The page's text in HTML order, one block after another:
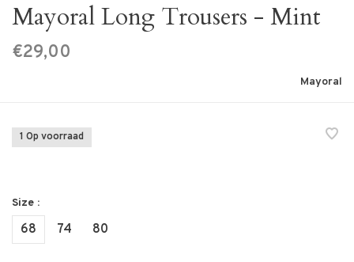
Mayoral Long Trousers - Mint
€29,00
Mayoral
1 Op voorraad
Size :
68 74 80